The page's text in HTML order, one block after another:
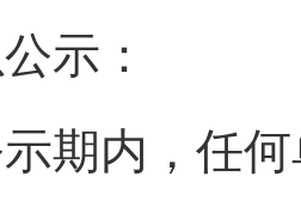
示：
期内，任